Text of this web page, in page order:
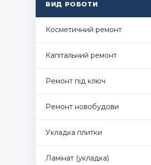
ВИД РОБОТИ
Косметичний ремонт
Капітальний ремонт
Ремонт під ключ
Ремонт новобудови
Укладка плитки
Ламінат (укладка)